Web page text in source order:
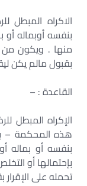
الاكراه المبطل
بنفسه أوبماله
منها . ويكون من
بقبول مالم يكن
القاعدة : –
الإكراه المبطل
هذه المحكمة –
بنفسه أو بماله
بإحتمالها أو
تحمله على الإقرار